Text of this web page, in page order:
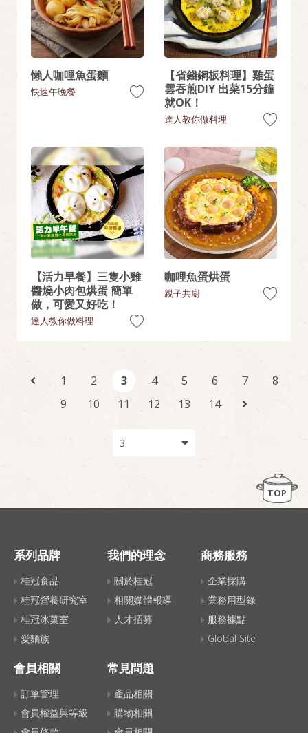
懶人咖哩魚蛋麵
快速午晚餐
【省錢銅板料理】雞蛋
雲吞煎DIY 出菜15分鐘
就OK！
達人教你做料理
【活力早餐】三隻小雞
醬燒小肉包烘蛋 簡單
做，可愛又好吃！
達人教你做料理
咖哩魚蛋烘蛋
親子共廚
1 2 3 4 5 6 7
8
9
10 11 12 13 14
TOP
系列品牌
桂冠食品
桂冠營養研究室
桂冠冰菓室
愛麵族
我們的理念
關於桂冠
相關媒體報導
人才招募
商務服務
企業採購
業務用型錄
服務據點
Global Site
會員相關
訂單管理
會員權益與等級
常見問題
產品相關
購物相關